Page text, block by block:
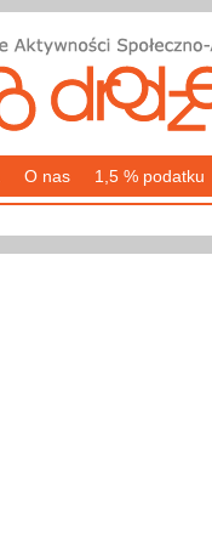
O nas 1,5 % podatku